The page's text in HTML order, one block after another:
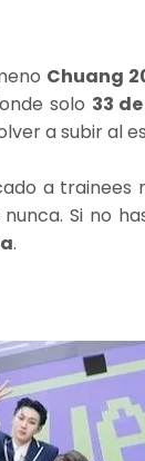
Chuang
solo 33
a subir al
a trainees
Si no
.